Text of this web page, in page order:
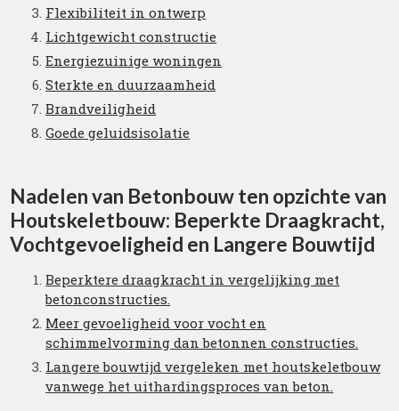
Flexibiliteit in ontwerp
Lichtgewicht constructie
Energiezuinige woningen
Sterkte en duurzaamheid
Brandveiligheid
Goede geluidsisolatie
Nadelen van Betonbouw ten opzichte van
Houtskeletbouw: Beperkte Draagkracht,
Vochtgevoeligheid en Langere Bouwtijd
Beperktere draagkracht in vergelijking met
betonconstructies.
Meer gevoeligheid voor vocht en
schimmelvorming dan betonnen constructies.
Langere bouwtijd vergeleken met houtskeletbouw
vanwege het uithardingsproces van beton.